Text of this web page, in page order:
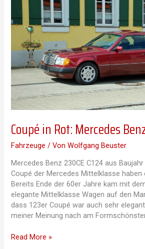
Coupé in Rot: Mercedes
Fahrzeuge / VonWolfgang Beuster
Mercedes Benz 230CE C124 aus
Coupé der Mercedes Mittelklasse haben
Bereits Ende der 60er Jahre kam mit
elegante Mittelklasse Wagen auf den
dass 123er Coupé war auch sehr
meiner Meinung nach am
Coupé
Read More »